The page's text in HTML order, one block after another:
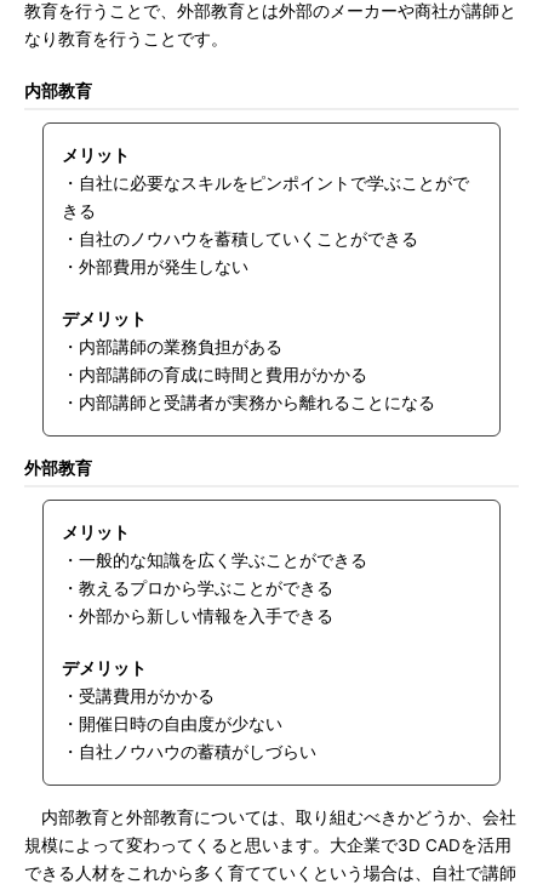
教育を行うことで、外部教育とは外部のメーカーや商社が講師と
なり教育を行うことです。
内部教育
メリット
・自社に必要なスキルをピンポイントで学ぶことがで
きる
・自社のノウハウを蓄積していくことができる
・外部費用が発生しない
デメリット
・内部講師の業務負担がある
・内部講師の育成に時間と費用がかかる
・内部講師と受講者が実務から離れることになる
外部教育
メリット
・一般的な知識を広く学ぶことができる
・教えるプロから学ぶことができる
・外部から新しい情報を入手できる
デメリット
・受講費用がかかる
・開催日時の自由度が少ない
・自社ノウハウの蓄積がしづらい
内部教育と外部教育については、取り組むべきかどうか、会社
規模によって変わってくると思います。大企業で3D CADを活用
できる人材をこれから多く育てていくという場合は、自社で講師